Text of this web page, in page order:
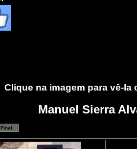
Final
Clique na imagem para vê-la
Manuel Sierra